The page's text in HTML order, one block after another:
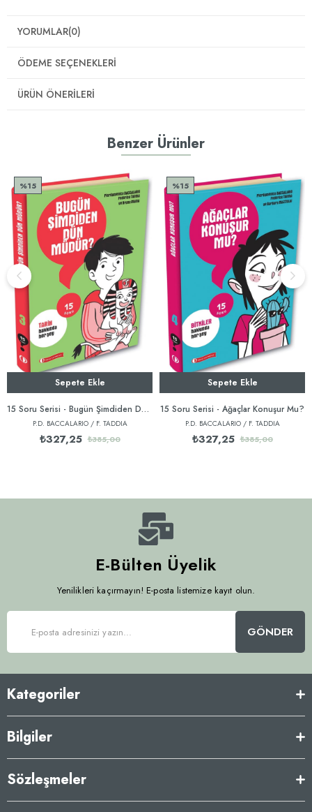
YORUMLAR(0)
ÖDEME SEÇENEKLERI
ÜRÜN ÖNERILERI
Benzer Ürünler
Sepete Ekle
15 Soru Serisi - Bugün Şimdiden Dün Müdür?
P.D. BACCALARIO / F. TADDIA
₺327,25 ₺385,00
%15
Sepete Ekle
15 Soru Serisi - Ağaçlar Konuşur Mu?
P.D. BACCALARIO / F. TADDIA
₺327,25 ₺385,00
%15
E-Bülten Üyelik
Yenilikleri kaçırmayın! E-posta listemize kayıt olun.
GÖNDER
Kategoriler
Bilgiler
Sözleşmeler